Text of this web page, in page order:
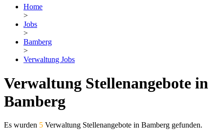
Home
>
Jobs
>
Bamberg
>
Verwaltung Jobs
Verwaltung Stellenangebote in
Bamberg
Es wurden 5 Verwaltung Stellenangebote in Bamberg gefunden.